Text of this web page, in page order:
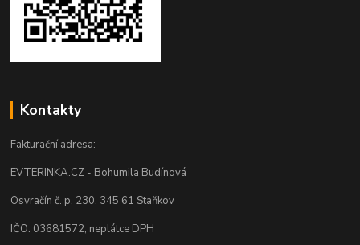
Kontakty
Fakturační adresa:
EVTERINKA.CZ - Bohumila Budínová
Osvračín č. p. 230, 345 61 Staňkov
IČO: 03681572, neplátce DPH